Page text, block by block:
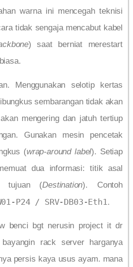
warna ini mencegah teknisi
tidak sengaja mencabut kabel
) saat berniat merestart
Menggunakan selotip kertas
sembarangan tidak akan
mengering dan jatuh tertiup
Gunakan mesin pencetak
(wrap-around label). Setiap
dua informasi: titik asal
tujuan (Destination). Contoh
P24 / SRV-DB03-Eth1 .
benci bgt nerusin project it dr
rack server harganya
persis kaya usus ayam. mana